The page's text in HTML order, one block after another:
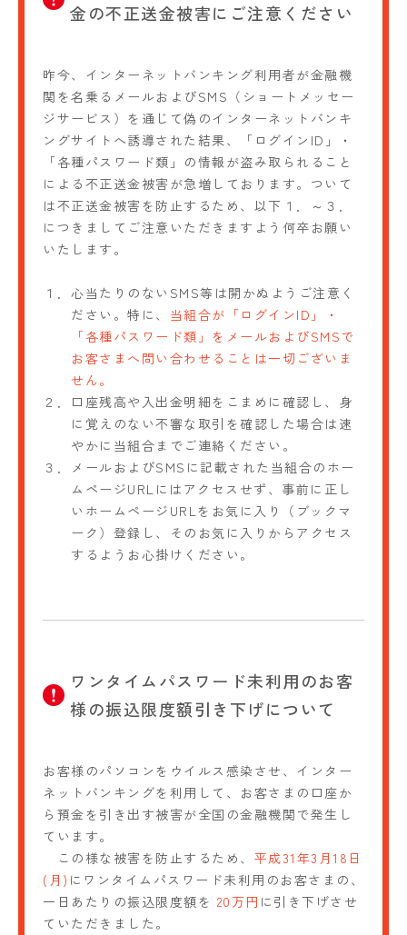
金の不正送金被害にご注意ください
昨今、インターネットバンキング利用者が金融機
関を名乗るメールおよびSMS（ショートメッセー
ジサービス）を通じて偽のインターネットバンキ
ングサイトへ誘導された結果、「ログインID」・
「各種パスワード類」の情報が盗み取られること
による不正送金被害が急増しております。ついて
は不正送金被害を防止するため、以下１．～３．
につきましてご注意いただきますよう何卒お願い
いたします。
１． 心当たりのないSMS等は開かぬようご注意く
ださい。特に、 当組合が「ログインID」・
「各種パスワード類」をメールおよびSMSで
お客さまへ問い合わせることは一切ございま
せん。
２． 口座残高や入出金明細をこまめに確認し、身
に覚えのない不審な取引を確認した場合は速
やかに当組合までご連絡ください。
３． メールおよびSMSに記載された当組合のホー
ムページURLにはアクセスせず、事前に正し
いホームページURLをお気に入り（ブックマ
ーク）登録し、そのお気に入りからアクセス
するようお心掛けください。
ワンタイムパスワード未利用のお客
様の振込限度額引き下げについて
お客様のパソコンをウイルス感染させ、インター
ネットバンキングを利用して、お客さまの口座か
ら預金を引き出す被害が全国の金融機関で発生し
ています。
この様な被害を防止するため、 平成31年3月18日
(月) にワンタイムパスワード未利用のお客さまの、
一日あたりの振込限度額を 20万円 に引き下げさせ
ていただきました。